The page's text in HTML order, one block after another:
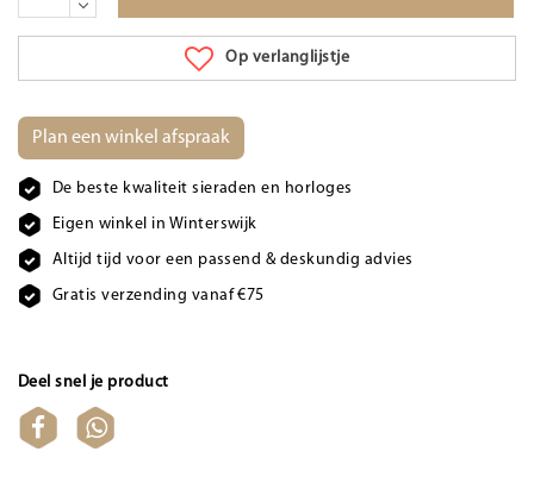
Op verlanglijstje
Plan een winkel afspraak
De beste kwaliteit sieraden en horloges
Eigen winkel in Winterswijk
Altijd tijd voor een passend & deskundig advies
Gratis verzending vanaf €75
Deel snel je product